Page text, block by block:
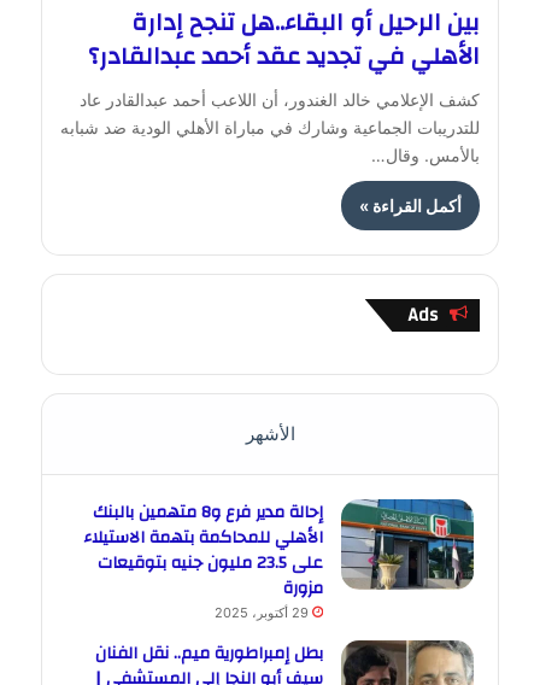
بين الرحيل أو البقاء..هل تنجح إدارة
الأهلي في تجديد عقد أحمد عبدالقادر؟
كشف الإعلامي خالد الغندور، أن اللاعب أحمد عبدالقادر عاد
للتدريبات الجماعية وشارك في مباراة الأهلي الودية ضد شبابه
بالأمس. وقال…
أكمل القراءة »
Ads
الأشهر
إحالة مدير فرع و8 متهمين بالبنك
الأهلي للمحاكمة بتهمة الاستيلاء
على 23.5 مليون جنيه بتوقيعات
مزورة
29 أكتوبر، 2025
بطل إمبراطورية ميم.. نقل الفنان
سيف أبو النجا إلى المستشفى |